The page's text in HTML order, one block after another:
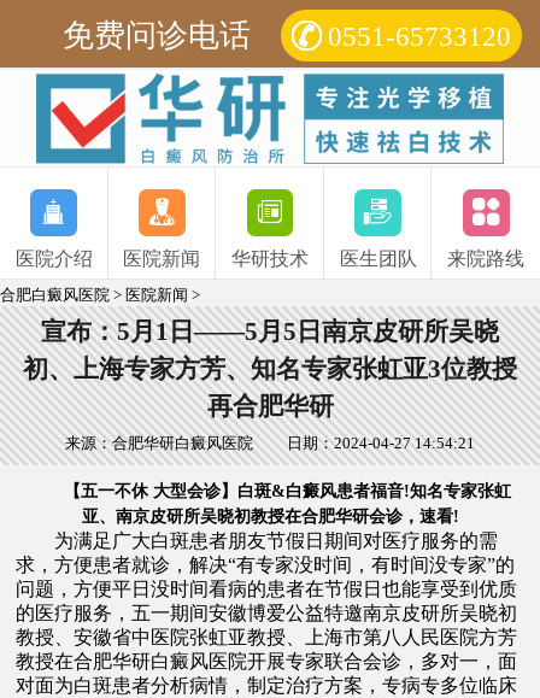
免费问诊电话 0551-65733120
医院介绍 医院新闻 华研技术 医生团队 来院路线
合肥白癜风医院 > 医院新闻 >
宣布：5月1日——5月5日南京皮研所吴晓
初、上海专家方芳、知名专家张虹亚3位教授
再合肥华研
来源：合肥华研白癜风医院 日期：2024-04-27 14:54:21
【五一不休 大型会诊】白斑&白癜风患者福音!知名专家张虹
亚、南京皮研所吴晓初教授在合肥华研会诊，速看!
为满足广大白斑患者朋友节假日期间对医疗服务的需
求，方便患者就诊，解决“有专家没时间，有时间没专家”的
问题，方便平日没时间看病的患者在节假日也能享受到优质
的医疗服务，五一期间安徽博爱公益特邀南京皮研所吴晓初
教授、安徽省中医院张虹亚教授、上海市第八人民医院方芳
教授在合肥华研白癜风医院开展专家联合会诊，多对一，面
对面为白斑患者分析病情，制定治疗方案，专病专多位临床